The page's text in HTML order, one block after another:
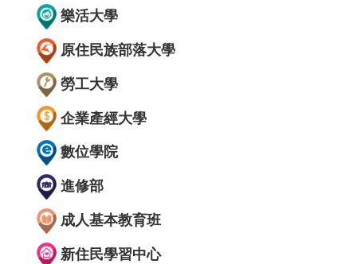
樂活大學
原住民族部落大學
勞工大學
企業產經大學
數位學院
進修部
成人基本教育班
新住民學習中心